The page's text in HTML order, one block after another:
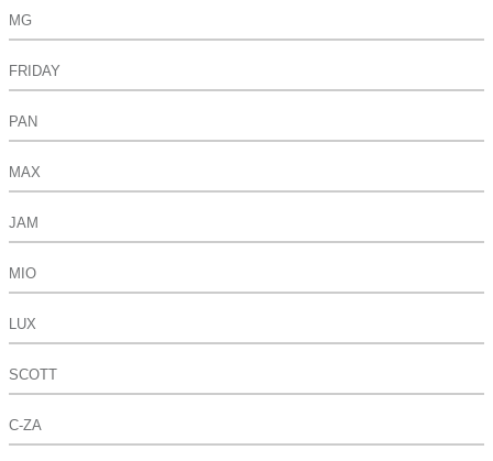
MG
FRIDAY
PAN
MAX
JAM
MIO
LUX
SCOTT
C-ZA